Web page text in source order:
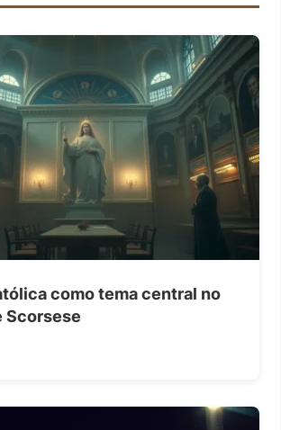
como tema central no
Scorsese